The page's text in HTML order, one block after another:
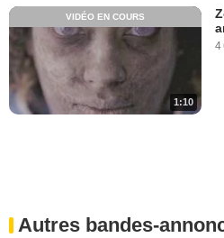
1:10
VIDÉO EN COURS
4
Autres bandes-